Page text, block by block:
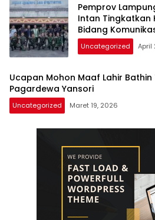
Pemprov
Intan Tingkatkan
Bidang
Uncategorized April
Ucapan Mohon Maaf Lahir
Pagardewa Yansori
Uncategorized Maret 19, 2026